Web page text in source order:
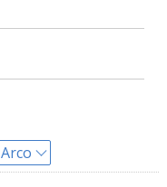
Arco